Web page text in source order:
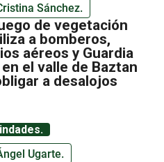
Sánchez.
de vegetación
a bomberos,
aéreos y Guardia
el valle de Baztan
a desalojos
Ugarte.